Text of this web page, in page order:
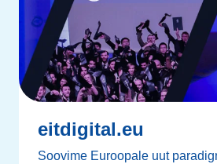
eitdigital.eu
Soovime Euroopale uut